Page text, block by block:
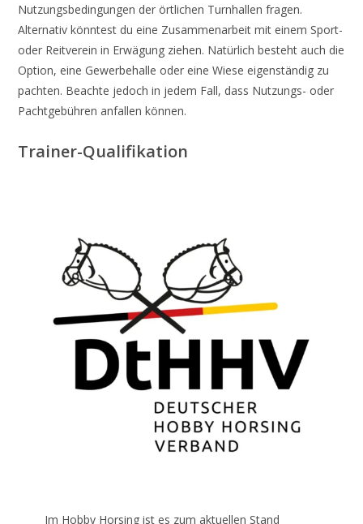
Nutzungsbedingungen der örtlichen Turnhallen fragen.
Alternativ könntest du eine Zusammenarbeit mit einem Sport-
oder Reitverein in Erwägung ziehen. Natürlich besteht auch die
Option, eine Gewerbehalle oder eine Wiese eigenständig zu
pachten. Beachte jedoch in jedem Fall, dass Nutzungs- oder
Pachtgebühren anfallen können.
Trainer-Qualifikation
Im Hobby Horsing ist es zum aktuellen Stand